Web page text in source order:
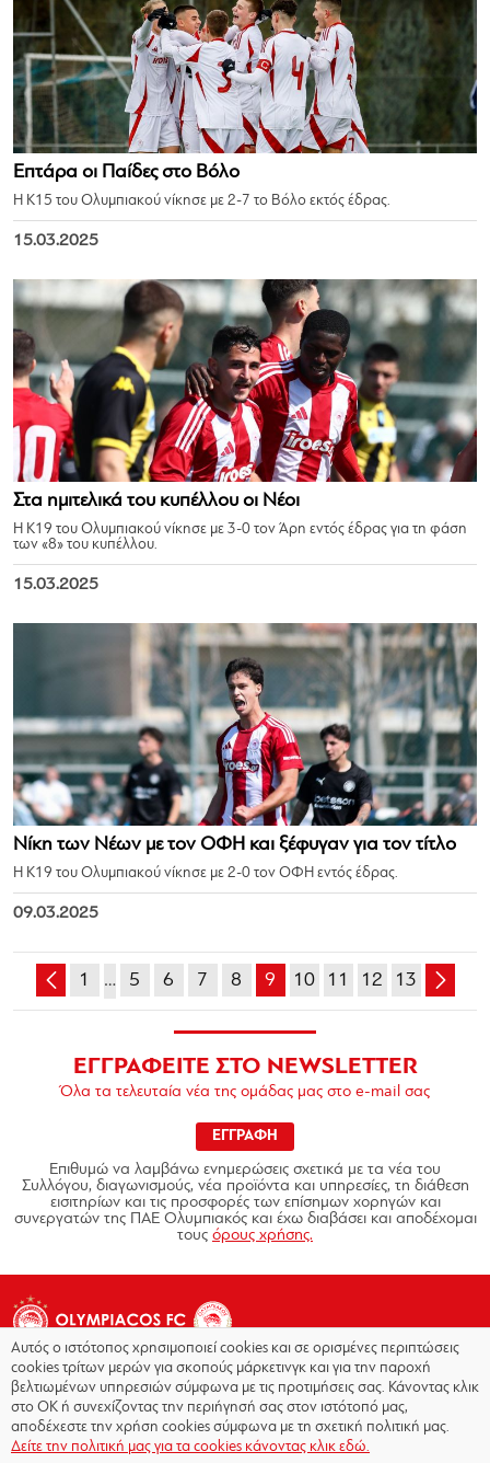
Επτάρα οι Παίδες στο Βόλο
Η Κ15 του Ολυμπιακού νίκησε με 2-7 το Βόλο εκτός έδρας.
15.03.2025
Στα ημιτελικά του κυπέλλου οι Νέοι
Η Κ19 του Ολυμπιακού νίκησε με 3-0 τον Άρη εντός έδρας για τη φάση
των «8» του κυπέλλου.
15.03.2025
Νίκη των Νέων με τον ΟΦΗ και ξέφυγαν για τον τίτλο
Η Κ19 του Ολυμπιακού νίκησε με 2-0 τον ΟΦΗ εντός έδρας.
09.03.2025
1 … 5 6 7 8 9 10 11 12 13
ΕΓΓΡΑΦΕΙΤΕ ΣΤΟ NEWSLETTER
Όλα τα τελευταία νέα της ομάδας μας στο e-mail σας
ΕΓΓΡΑΦΗ
Επιθυμώ να λαμβάνω ενημερώσεις σχετικά με τα νέα του
Συλλόγου, διαγωνισμούς, νέα προϊόντα και υπηρεσίες, τη διάθεση
εισιτηρίων και τις προσφορές των επίσημων χορηγών και
συνεργατών της ΠΑΕ Ολυμπιακός και έχω διαβάσει και αποδέχομαι
τους όρους χρήσης.
Copyright © 2026 - Olympiacos.org
Όροι χρήσης|Πολιτική Απορρήτου|Πολιτική
Αυτός ο ιστότοπος χρησιμοποιεί cookies και σε ορισμένες περιπτώσεις
cookies τρίτων μερών για σκοπούς μάρκετινγκ και για την παροχή
βελτιωμένων υπηρεσιών σύμφωνα με τις προτιμήσεις σας. Κάνοντας κλικ
στο OK ή συνεχίζοντας την περιήγησή σας στον ιστότοπό μας,
αποδέχεστε την χρήση cookies σύμφωνα με τη σχετική πολιτική μας.
Δείτε την πολιτική μας για τα cookies κάνοντας κλικ εδώ.